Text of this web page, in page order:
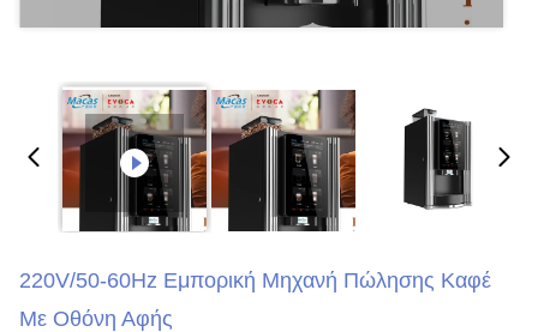
220V/50-60Hz Εμπορική Μηχανή Πώλησης Καφέ
Με Οθόνη Αφής